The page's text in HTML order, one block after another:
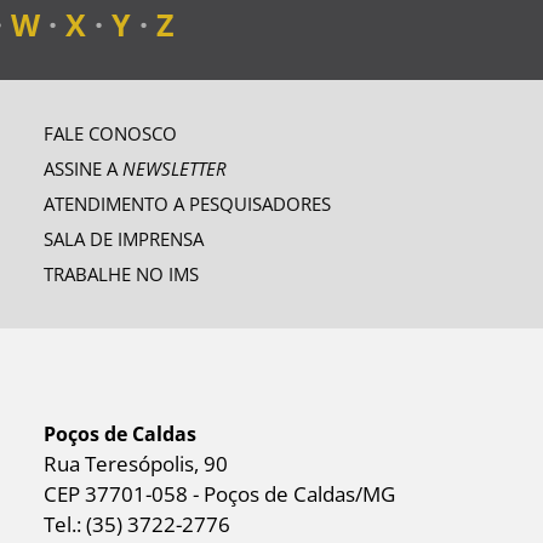
W · X · Y · Z
FALE CONOSCO
ASSINE ANEWSLETTER
ATENDIMENTO A PESQUISADORES
SALA DE IMPRENSA
TRABALHE NO IMS
Poços de Caldas
Rua Teresópolis, 90
CEP 37701-058 - Poços de Caldas/MG
Tel.: (35) 3722-2776